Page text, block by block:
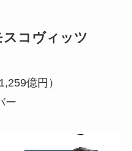
コヴィッツ
億円）
ー